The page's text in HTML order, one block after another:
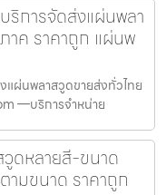
ริการจัดส่งแผ่นพลา
าค ราคาถูก แผ่นพ
ผ่นพลาสวูดขายส่งทั่วไทย
—บริการจำหน่าย
ดหลายสี-ขนาด
ามขนาด ราคาถูก